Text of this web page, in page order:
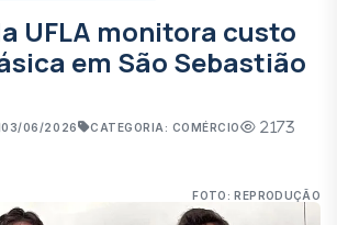
UFLA monitora custo
em São Sebastião
03/06/2026 CATEGORIA: COMÉRCIO 2173
FOTO: REPRODUÇÃO